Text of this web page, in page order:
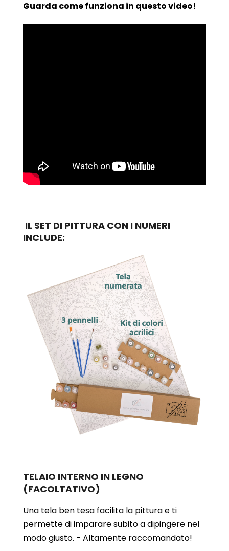
Guarda come funziona in questo video!
IL SET DI PITTURA CON I NUMERI
INCLUDE:
TELAIO INTERNO IN LEGNO
(FACOLTATIVO)
Una tela ben tesa facilita la pittura e ti
permette di imparare subito a dipingere nel
modo giusto. - Altamente raccomandato!